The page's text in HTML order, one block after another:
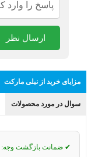
ارسال نظر
مزایای خرید از نیلی مارکت
سوال در مورد محصولات
✔ ضمانت بازگشت وجه: